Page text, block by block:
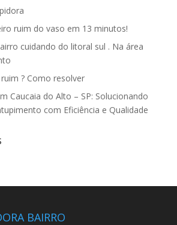
ruim do vaso em 13 minutos!
cuidando do litoral sul . Na área
? Como resolver
Caucaia do Alto – SP: Solucionando
com Eficiência e Qualidade
BAIRRO